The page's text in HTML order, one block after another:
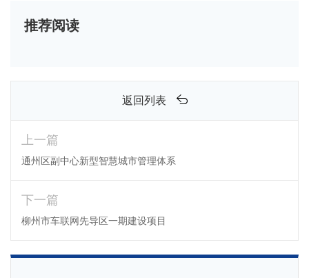
推荐阅读
返回列表
上一篇
通州区副中心新型智慧城市管理体系
下一篇
柳州市车联网先导区一期建设项目